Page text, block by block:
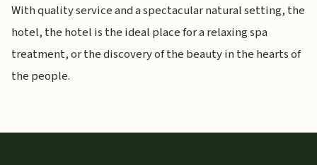
With quality service and a spectacular natural setting, the
hotel, the hotel is the ideal place for a relaxing spa
treatment, or the discovery of the beauty in the hearts of
the people.